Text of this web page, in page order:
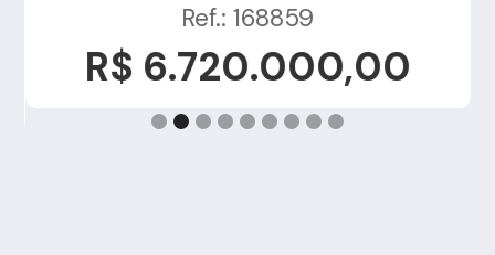
Ref.: 168859
R$ 6.720.000,00